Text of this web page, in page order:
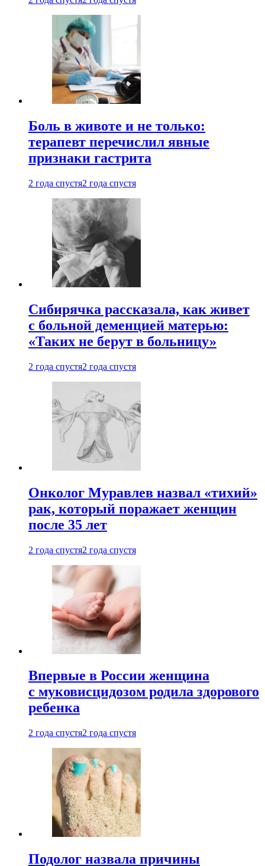
Боль в животе и не только:
терапевт перечислил явные
признаки гастрита
2 года спустя2 года спустя
Сибирячка рассказала, как живет
с больной деменцией матерью:
«Таких не берут в больницу»
2 года спустя2 года спустя
Онколог Муравлев назвал «тихий»
рак, который поражает женщин
после 35 лет
2 года спустя2 года спустя
Впервые в России женщина
с муковисцидозом родила здорового
ребенка
2 года спустя2 года спустя
Подолог назвала причины